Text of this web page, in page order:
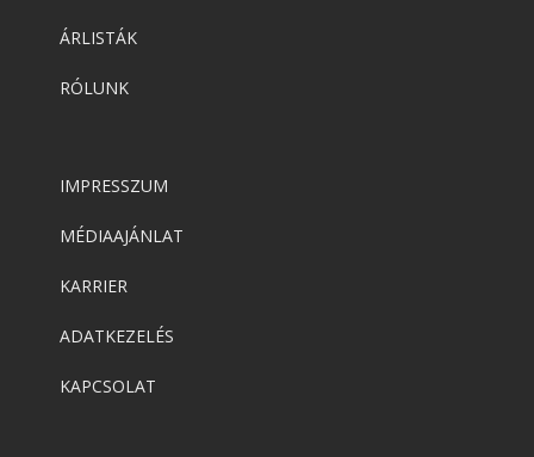
ÁRLISTÁK
RÓLUNK
IMPRESSZUM
MÉDIAAJÁNLAT
KARRIER
ADATKEZELÉS
KAPCSOLAT